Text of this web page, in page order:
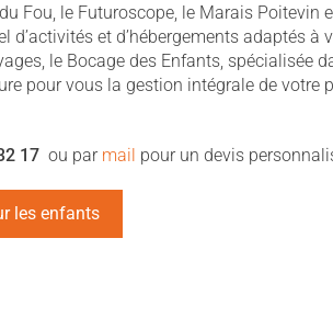
Fou, le Futuroscope, le Marais Poitevin
d’activités et d’hébergements adaptés à
le Bocage des Enfants, spécialisée
pour vous la gestion intégrale de votre
17 ou par mail pour un devis
les enfants